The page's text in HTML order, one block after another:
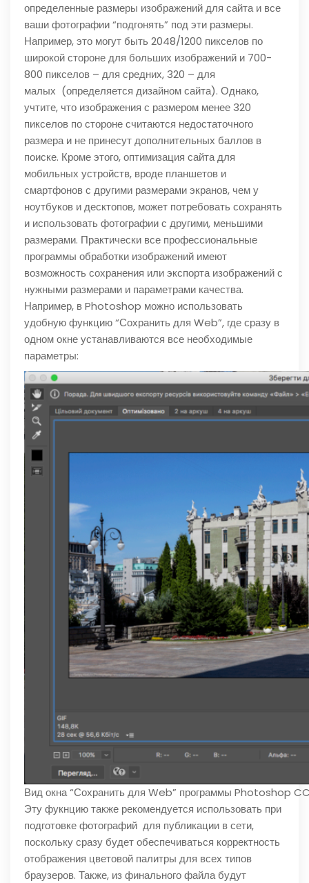
определенные размеры изображений для сайта и все
ваши фотографии “подгонять” под эти размеры.
Например, это могут быть 2048/1200 пикселов по
широкой стороне для больших изображений и 700-
800 пикселов – для средних, 320 – для
малых (определяется дизайном сайта). Однако,
учтите, что изображения с размером менее 320
пикселов по стороне считаются недостаточного
размера и не принесут дополнительных баллов в
поиске. Кроме этого, оптимизация сайта для
мобильных устройств, вроде планшетов и
смартфонов с другими размерами экранов, чем у
ноутбуков и десктопов, может потребовать сохранять
и использовать фотографии с другими, меньшими
размерами. Практически все профессиональные
программы обработки изображений имеют
возможность сохранения или экспорта изображений с
нужными размерами и параметрами качества.
Например, в Photoshop можно использовать
удобную функцию “Сохранить для Web”, где сразу в
одном окне устанавливаются все необходимые
параметры:
Вид окна “Сохранить для Web” программы Photoshop
Эту фукнцию также рекомендуется использовать при
подготовке фотографий для публикации в сети,
поскольку сразу будет обеспечиваться корректность
отображения цветовой палитры для всех типов
браузеров. Также, из финального файла будут